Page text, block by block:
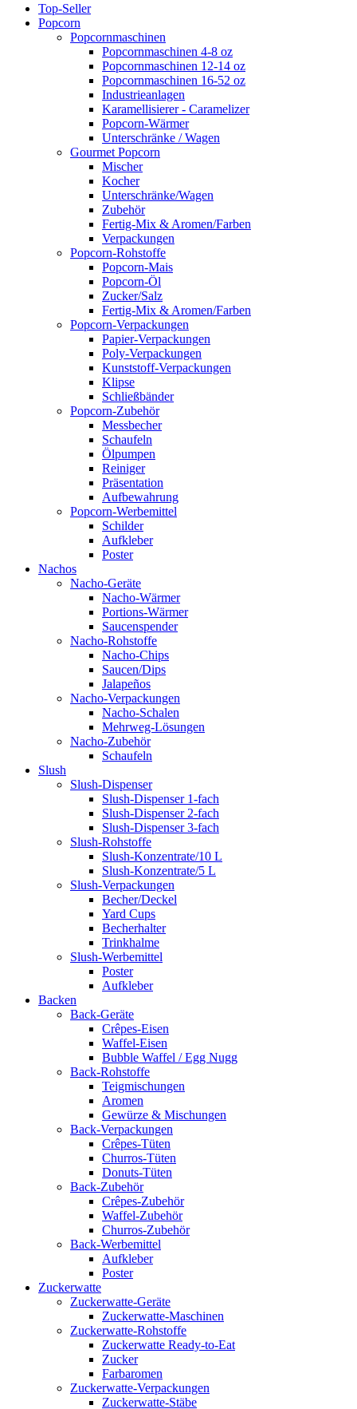
Top-Seller
Popcorn
Popcornmaschinen
Popcornmaschinen 4-8 oz
Popcornmaschinen 12-14 oz
Popcornmaschinen 16-52 oz
Industrieanlagen
Karamellisierer - Caramelizer
Popcorn-Wärmer
Unterschränke / Wagen
Gourmet Popcorn
Mischer
Kocher
Unterschränke/Wagen
Zubehör
Fertig-Mix & Aromen/Farben
Verpackungen
Popcorn-Rohstoffe
Popcorn-Mais
Popcorn-Öl
Zucker/Salz
Fertig-Mix & Aromen/Farben
Popcorn-Verpackungen
Papier-Verpackungen
Poly-Verpackungen
Kunststoff-Verpackungen
Klipse
Schließbänder
Popcorn-Zubehör
Messbecher
Schaufeln
Ölpumpen
Reiniger
Präsentation
Aufbewahrung
Popcorn-Werbemittel
Schilder
Aufkleber
Poster
Nachos
Nacho-Geräte
Nacho-Wärmer
Portions-Wärmer
Saucenspender
Nacho-Rohstoffe
Nacho-Chips
Saucen/Dips
Jalapeños
Nacho-Verpackungen
Nacho-Schalen
Mehrweg-Lösungen
Nacho-Zubehör
Schaufeln
Slush
Slush-Dispenser
Slush-Dispenser 1-fach
Slush-Dispenser 2-fach
Slush-Dispenser 3-fach
Slush-Rohstoffe
Slush-Konzentrate/10 L
Slush-Konzentrate/5 L
Slush-Verpackungen
Becher/Deckel
Yard Cups
Becherhalter
Trinkhalme
Slush-Werbemittel
Poster
Aufkleber
Backen
Back-Geräte
Crêpes-Eisen
Waffel-Eisen
Bubble Waffel / Egg Nugg
Back-Rohstoffe
Teigmischungen
Aromen
Gewürze & Mischungen
Back-Verpackungen
Crêpes-Tüten
Churros-Tüten
Donuts-Tüten
Back-Zubehör
Crêpes-Zubehör
Waffel-Zubehör
Churros-Zubehör
Back-Werbemittel
Aufkleber
Poster
Zucker­watte
Zuckerwatte-Geräte
Zuckerwatte-Maschinen
Zuckerwatte-Rohstoffe
Zuckerwatte Ready-to-Eat
Zucker
Farbaromen
Zuckerwatte-Verpackungen
Zuckerwatte-Stäbe